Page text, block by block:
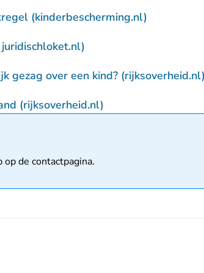
(kinderbescherming.nl)
gezag over een kind? (rijksoverheid.nl)
(rijksoverheid.nl)
op de contactpagina.